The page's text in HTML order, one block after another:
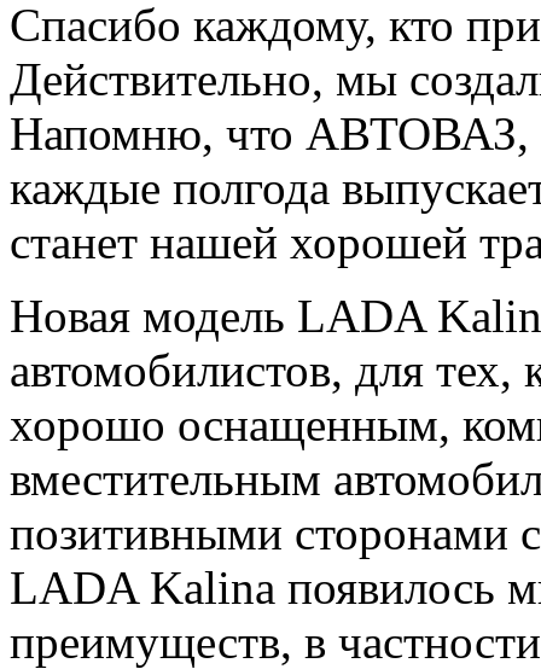
Спасибо каждому, кто
Действительно, мы
Напомню, что АВТОВАЗ,
каждые полгода
станет нашей хорошей
Новая модель LADA
автомобилистов, для
хорошо оснащенным,
вместительным
позитивными сторонами
LADA Kalina появилось
преимуществ, в